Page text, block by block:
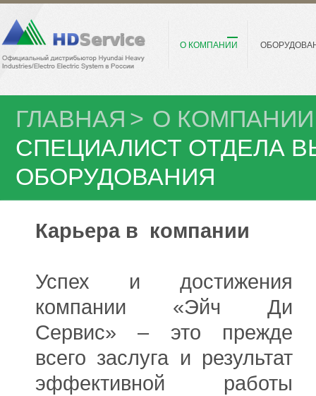
О КОМПАНИИ
ГЛАВНАЯ > О КОМПАНИИ
СПЕЦИАЛИСТ ОТДЕЛА
ОБОРУДОВАНИЯ
Карьера в компании
Успех и достижения
компании «Эйч Ди
Сервис» – это прежде
всего заслуга и результат
эффективной работы